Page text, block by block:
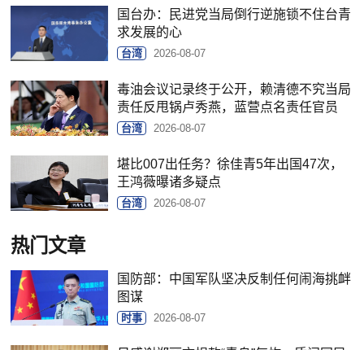
国台办：民进党当局倒行逆施锁不住台青
求发展的心
台湾 2026-08-07
毒油会议记录终于公开，赖清德不究当局
责任反甩锅卢秀燕，蓝营点名责任官员
台湾 2026-08-07
堪比007出任务？徐佳青5年出国47次，
王鸿薇曝诸多疑点
台湾 2026-08-07
热门文章
国防部：中国军队坚决反制任何闹海挑衅
图谋
时事 2026-08-07